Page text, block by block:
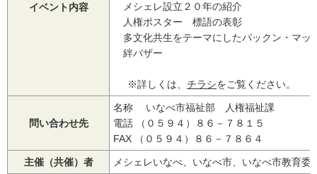
イベント内容
メシェレ設立２０年の紹介
人権ポスター 標語の表彰
多文化共生をテーマにしたパックン・マッ
絆バザー
※詳しくは、 チラシをご覧ください。
問い合わせ先
名称 いなべ市福祉部 人権福祉課
電話 （０５９４）８６－７８１５
FAX （０５９４）８６－７８６４
主催（共催）者 メシェレいなべ、いなべ市、いなべ市教育委